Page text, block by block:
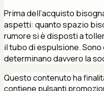
Prima dell’acquisto
aspetti: quanto spazio
rumore si è disposti a
il tubo di espulsione.
determinano davvero la
Questo contenuto ha
contiene pulsanti